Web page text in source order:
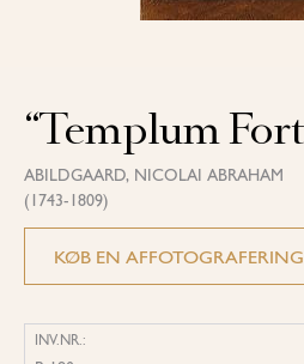
“Templum
ABILDGAARD, NICOLAI ABRAHAM
(1743-1809)
KØB EN AFFOTOGRAFERING
INV.NR.: